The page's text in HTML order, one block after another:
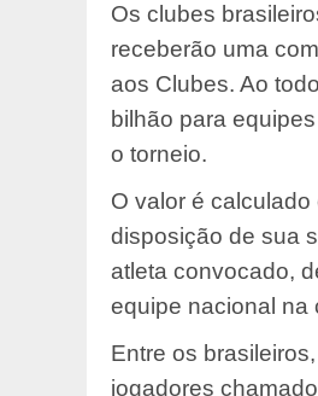
Os clubes
receberão uma
aos Clubes. Ao
bilhão para
o torneio.
O valor é
disposição de sua
atleta convocado,
equipe nacional na
Entre os
jogadores